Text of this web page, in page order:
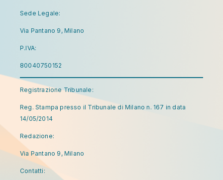
Sede Legale:
Via Pantano 9, Milano
P.IVA:
80040750152
Registrazione Tribunale:
Reg. Stampa presso il Tribunale di Milano n. 167 in data
14/05/2014
Redazione:
Via Pantano 9, Milano
Contatti: